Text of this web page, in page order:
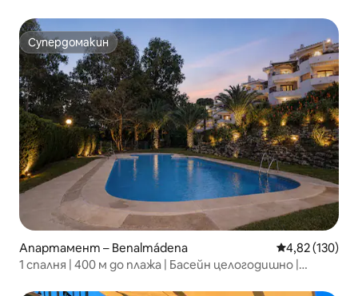
Супердомакин
Супердомакин
Апартамент – Benalmádena Средна
4,82 (130)
1 спалня | 400 м до плажа | Басейн целогодишно |